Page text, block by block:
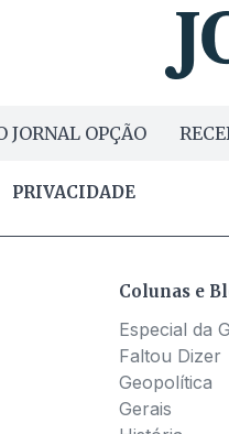
JORNAL OPÇÃO
PRIVACIDADE
Colunas e
Especial da
Faltou Dizer
Geopolítica
Gerais